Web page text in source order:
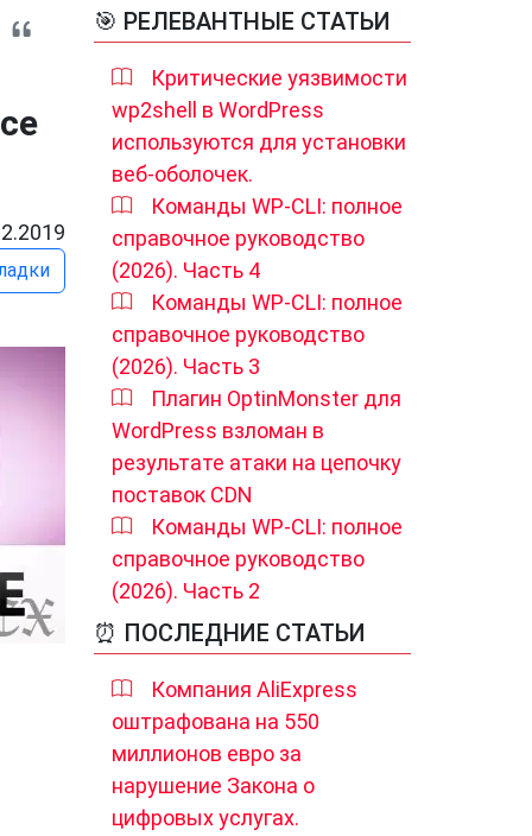
🎯 РЕЛЕВАНТНЫЕ СТАТЬИ
Критические уязвимости
wp2shell в WordPress
используются для установки
веб-оболочек.
Команды WP-CLI: полное
справочное руководство
(2026). Часть 4
Команды WP-CLI: полное
справочное руководство
(2026). Часть 3
Плагин OptinMonster для
WordPress взломан в
результате атаки на цепочку
поставок CDN
Команды WP-CLI: полное
справочное руководство
(2026). Часть 2
⏰ ПОСЛЕДНИЕ СТАТЬИ
Компания AliExpress
оштрафована на 550
миллионов евро за
нарушение Закона о
цифровых услугах.